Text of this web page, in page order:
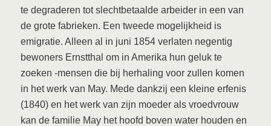
te degraderen tot slechtbetaalde arbeider in een van
de grote fabrieken. Een tweede mogelijkheid is
emigratie. Alleen al in juni 1854 verlaten negentig
bewoners Ernstthal om in Amerika hun geluk te
zoeken -mensen die bij herhaling voor zullen komen
in het werk van May. Mede dankzij een kleine erfenis
(1840) en het werk van zijn moeder als vroedvrouw
kan de familie May het hoofd boven water houden en